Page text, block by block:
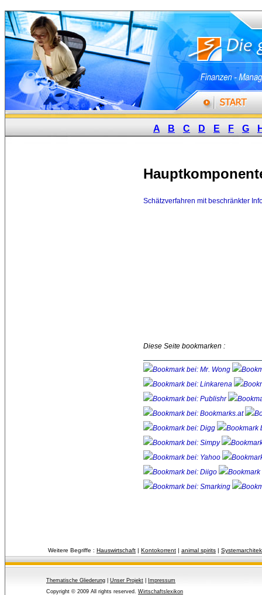
A B C D E F G
Schätzverfahren mit beschränkter
Diese Seite bookmarken :
Weitere Begriffe : Hauswirtschaft | Kontokorrent | animal spirits |
Thematische Gliederung Unser Projekt
Impressum
Copyright © 2009 All rights reserved. Wirtschaftslexikon